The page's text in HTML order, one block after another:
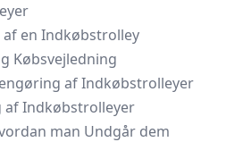
af en Indkøbstrolley
Købsvejledning
af Indkøbstrolleyer
af Indkøbstrolleyer
man Undgår dem